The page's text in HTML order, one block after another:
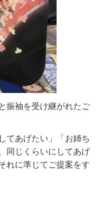
振袖を受け継がれたご
てあげたい」「お姉ち
同じくらいにしてあげ
れに準じてご提案をす